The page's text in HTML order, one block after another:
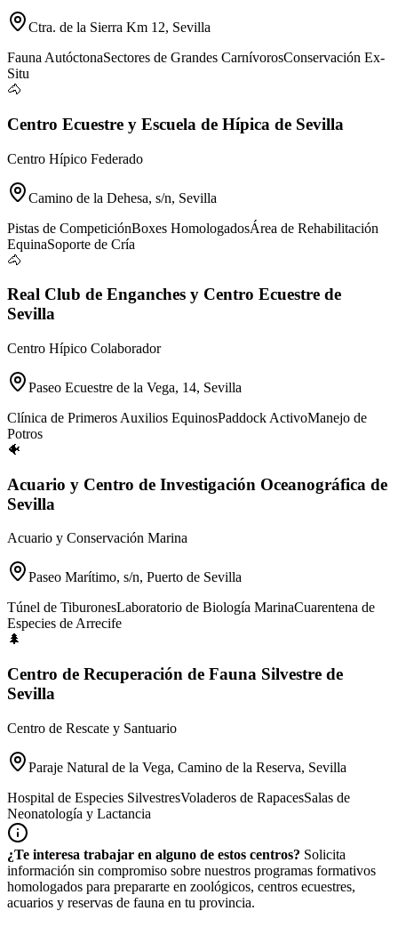
Ctra. de la Sierra Km 12, Sevilla
Fauna AutóctonaSectores de Grandes CarnívorosConservación Ex-
Situ
🐴
Centro Ecuestre y Escuela de Hípica de Sevilla
Centro Hípico Federado
Camino de la Dehesa, s/n, Sevilla
Pistas de CompeticiónBoxes HomologadosÁrea de Rehabilitación
EquinaSoporte de Cría
🐴
Real Club de Enganches y Centro Ecuestre de
Sevilla
Centro Hípico Colaborador
Paseo Ecuestre de la Vega, 14, Sevilla
Clínica de Primeros Auxilios EquinosPaddock ActivoManejo de
Potros
🐠
Acuario y Centro de Investigación Oceanográfica de
Sevilla
Acuario y Conservación Marina
Paseo Marítimo, s/n, Puerto de Sevilla
Túnel de TiburonesLaboratorio de Biología MarinaCuarentena de
Especies de Arrecife
🌲
Centro de Recuperación de Fauna Silvestre de
Sevilla
Centro de Rescate y Santuario
Paraje Natural de la Vega, Camino de la Reserva, Sevilla
Hospital de Especies SilvestresVoladeros de RapacesSalas de
Neonatología y Lactancia
¿Te interesa trabajar en alguno de estos centros? Solicita
información sin compromiso sobre nuestros programas formativos
homologados para prepararte en zoológicos, centros ecuestres,
acuarios y reservas de fauna en tu provincia.